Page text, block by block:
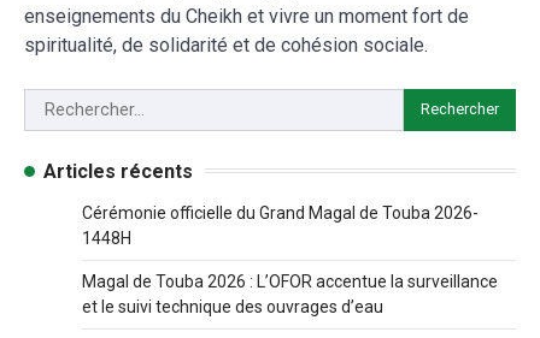
enseignements du Cheikh et vivre un moment fort de
spiritualité, de solidarité et de cohésion sociale.
Articles récents
Cérémonie officielle du Grand Magal de Touba 2026-
1448H
Magal de Touba 2026 : L’OFOR accentue la surveillance
et le suivi technique des ouvrages d’eau